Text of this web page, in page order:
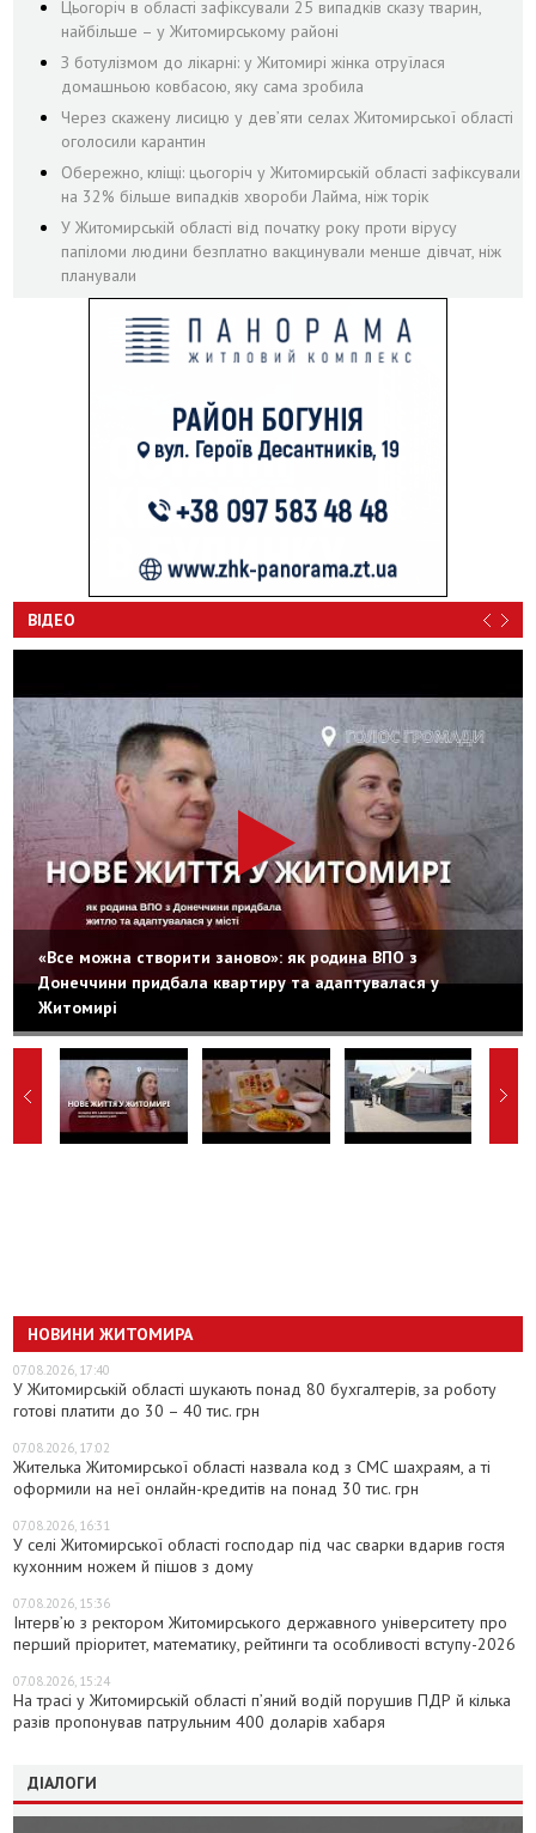
Цьогоріч в області зафіксували 25 випадків сказу тварин,
найбільше – у Житомирському районі
З ботулізмом до лікарні: у Житомирі жінка отруїлася
домашньою ковбасою, яку сама зробила
Через скажену лисицю у дев’яти селах Житомирської області
оголосили карантин
Обережно, кліщі: цьогоріч у Житомирській області зафіксували
на 32% більше випадків хвороби Лайма, ніж торік
У Житомирській області від початку року проти вірусу
папіломи людини безплатно вакцинували менше дівчат, ніж
планували
ВІДЕО
«Все можна створити заново»: як родина ВПО з
Донеччини придбала квартиру та адаптувалася у
Житомирі
НОВИНИ ЖИТОМИРА
07.08.2026, 17:40
У Житомирській області шукають понад 80 бухгалтерів, за роботу
готові платити до 30 – 40 тис. грн
07.08.2026, 17:02
Жителька Житомирської області назвала код з СМС шахраям, а ті
оформили на неї онлайн-кредитів на понад 30 тис. грн
07.08.2026, 16:31
У селі Житомирської області господар під час сварки вдарив гостя
кухонним ножем й пішов з дому
07.08.2026, 15:36
Інтерв’ю з ректором Житомирського державного університету про
перший пріоритет, математику, рейтинги та особливості вступу-2026
07.08.2026, 15:24
На трасі у Житомирській області п’яний водій порушив ПДР й кілька
разів пропонував патрульним 400 доларів хабаря
ДІАЛОГИ